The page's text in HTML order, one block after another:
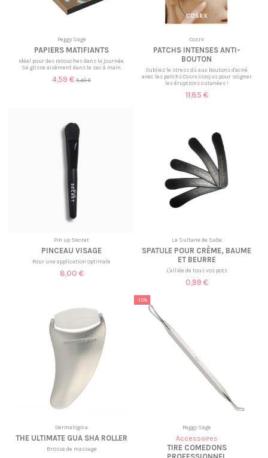
Peggy Sage
PAPIERS MATIFIANTS
Idéal pour des retouches dans la journée.
Se glisse aisément dans le sac à main.
4,59 € 5,40 €
Cosrx
PATCHS INTENSES ANTI-
BOUTON
Oubliez le stress dû aux boutons d'acné
avec les patchs Cosrx conçus pour soigner
les éruptions cutanées !
11,85 €
Pin up Secret
PINCEAU VISAGE
Pour une application optimale
8,00 €
La Sultane de Saba
SPATULE POUR CRÈME, BAUME
ET BEURRE
L'alliée de tous vos pots
0,99 €
Dermalogica
THE ULTIMATE GUA SHA ROLLER
Brosse de massage
-15%
Peggy Sage
Accessoires
TIRE COMEDONS